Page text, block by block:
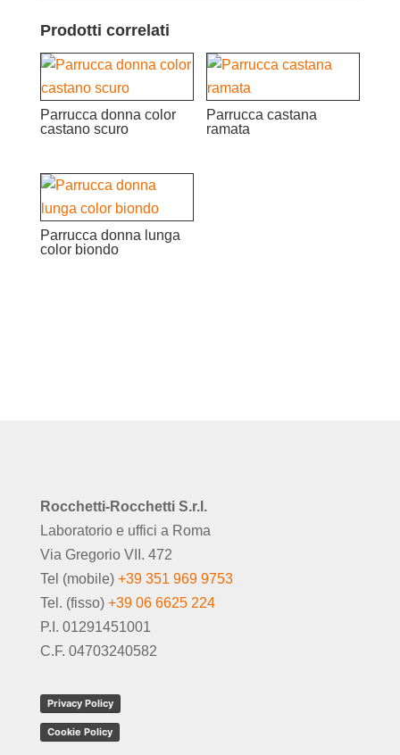
Prodotti correlati
Parrucca donna color
castano scuro
Parrucca castana
ramata
Parrucca donna lunga
color biondo
Rocchetti-Rocchetti S.r.l.
Laboratorio e uffici a Roma
Via Gregorio VII. 472
Tel (mobile) +39 351 969 9753
Tel. (fisso) +39 06 6625 224
P.I. 01291451001
C.F. 04703240582
Privacy Policy
Cookie Policy